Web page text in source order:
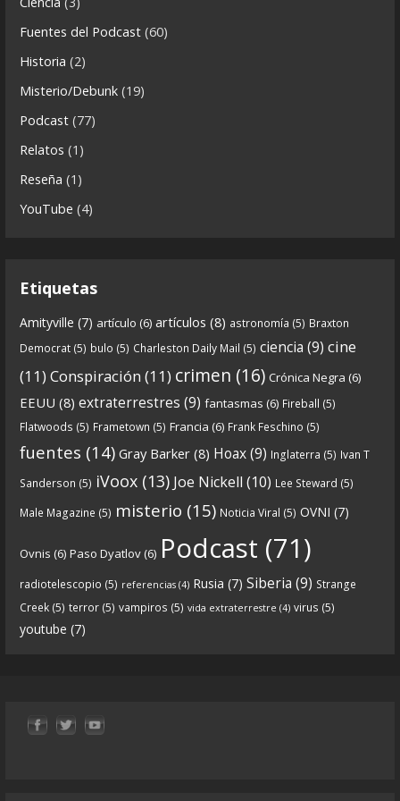
Crónicas de Nantucket
https://www.ivoox.com/cdn-6x06-8211-qanon-
parte-2-la-forja-audios-mp3_rf_67540152_1.html
Continuamos el especial Qanon con esta segunda
6 0 View on facebook
Crónicas de Nantucket
Descargar
https://www.ivoox.com/cdn-6x05-8211-qanon-
parte-1-origenes-audios-mp3_rf_67157433_1.html
Tras una exhaustiva investigación en los orígenes
y desarrollo de Qanon, la madre de todas las
more
c
a
s
Fuentes del Podcast (60)
Historia (2)
Misterio/Debunk (19)
Podcast (77)
Relatos (1)
Reseña (1)
YouTube (4)
Etiquetas
Amityville (7) artículo (6) artículos (8) astronomía (5) Braxton
Democrat (5) bulo (5) Charleston Daily Mail (5) ciencia (9) cine
(11) Conspiración (11) crimen (16) Crónica Negra (6)
EEUU (8) extraterrestres (9) fantasmas (6) Fireball (5)
Flatwoods (5) Frametown (5) Francia (6) Frank Feschino (5)
fuentes (14) Gray Barker (8) Hoax(9) Inglaterra (5) Ivan T
Sanderson (5) iVoox (13) Joe Nickell (10) Lee Steward (5)
Male Magazine (5) misterio (15) Noticia Viral (5) OVNI (7)
Ovnis (6) Paso Dyatlov (6) Podcast (71)
radiotelescopio (5) referencias (4) Rusia (7) Siberia (9) Strange
Creek (5) terror (5) vampiros (5) vida extraterrestre (4) virus (5)
youtube (7)